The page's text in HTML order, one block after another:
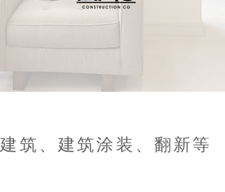
建筑、建筑涂装、翻新等